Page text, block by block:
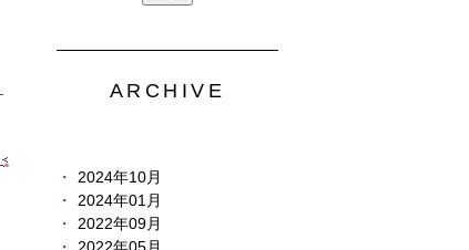
ARCHIVE
2024年10月
2024年01月
2022年09月